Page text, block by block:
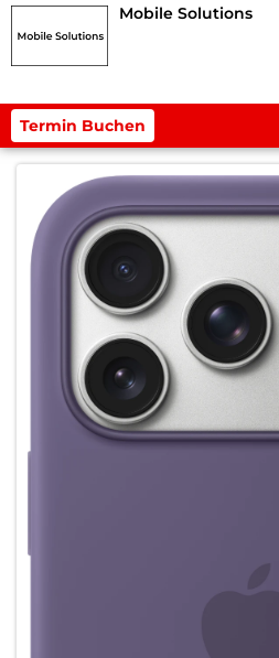
Mobile Solutions
Termin Buchen